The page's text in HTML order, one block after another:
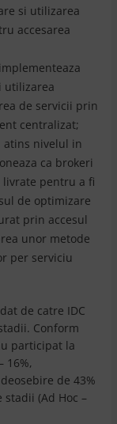
si utilizarea
accesarea
utilizarea
de servicii prin
centralizat;
atins nivelul in
ca brokeri
livrate pentru a fi
de optimizare
prin accesul
unor metode
per serviciu
de catre IDC
Conform
participat la
16%,
de 43%
(Ad Hoc –